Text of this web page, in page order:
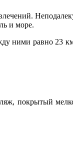
и море.
ними равно 23
покрытый